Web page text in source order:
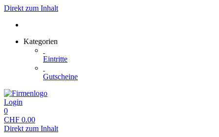
Direkt zum Inhalt
Kategorien
Eintritte
Gutscheine
Login
0
CHF 0.00
Direkt zum Inhalt